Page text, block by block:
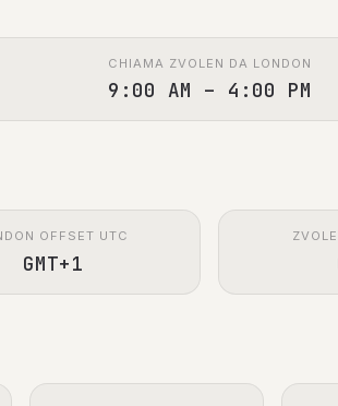
CHIAMA ZVOLEN DA LONDON
9:00 AM – 4:00 PM
OFFSET UTC
GMT+1